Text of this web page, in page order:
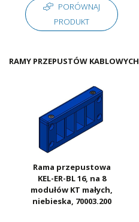
PORÓWNAJ
PRODUKT
RAMY PRZEPUSTÓW KABLOWYCH
Rama przepustowa
KEL-ER-BL 16, na 8
modułów KT małych,
niebieska, 70003.200